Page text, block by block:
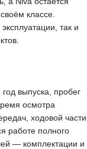
классе.
так и
выпуска, пробег
осмотра
ходовой части
работе полного
— комплектации и